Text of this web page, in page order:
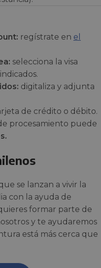
regístrate en el
selecciona la visa
digitaliza y adjunta
de crédito o débito.
procesamiento puede
se lanzan a vivir la
con la ayuda de
formar parte de
y te ayudaremos
está más cerca que